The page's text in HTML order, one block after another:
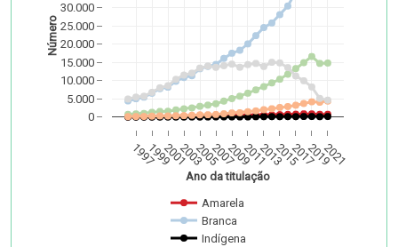
1997199920012003200520072009201120132015201720192021
0
5.000
10.000
15.000
20.000
25.000
30.000
Amarela
Branca
Indígena
Ano da titulação
Número